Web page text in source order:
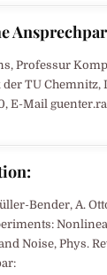
Professur
TU Chemnitz,
E-Mail
Bender, A.
Noise, Phys.